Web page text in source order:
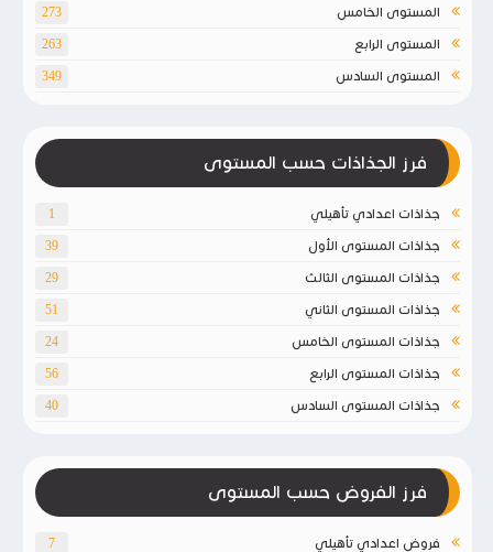
المستوى الخامس 273
المستوى الرابع 263
المستوى السادس 349
فرز الجذاذات حسب المستوى
جذاذات اعدادي تأهيلي 1
جذاذات المستوى الأول 39
جذاذات المستوى الثالث 29
جذاذات المستوى الثاني 51
جذاذات المستوى الخامس 24
جذاذات المستوى الرابع 56
جذاذات المستوى السادس 40
فرز الفروض حسب المستوى
فروض اعدادي تأهيلي 7